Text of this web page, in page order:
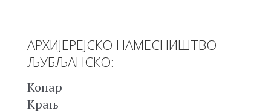
АРХИЈЕРЕЈСКО НАМЕСНИШТВО
ЉУБЉАНСКО:
Копар
Крањ